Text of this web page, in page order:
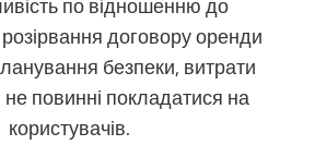
по відношенню до
розірвання договору оренди
безпеки, витрати
повинні покладатися на
користувачів.